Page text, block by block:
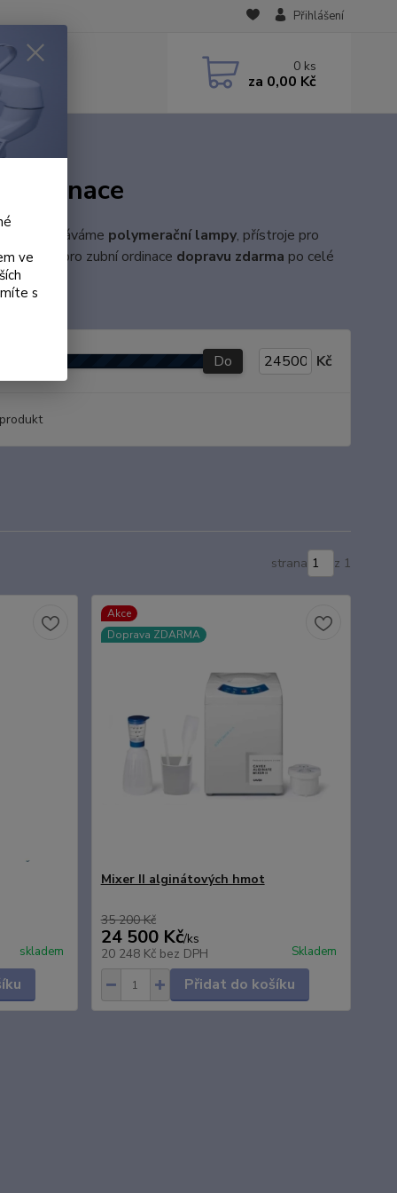
Přihlášení
0 ks
za 0,00 Kč
ordinace
Dodáváme polymerační lampy, přístroje pro
pro zubní ordinace dopravu zdarma po celé
Do Kč
strana z 1
skladem
Akce
Doprava ZDARMA
Mixer II alginátových hmot
35 200 Kč
24 500 Kč/ks
20 248 Kč bez DPH Skladem
Přidat do košíku
ve
s